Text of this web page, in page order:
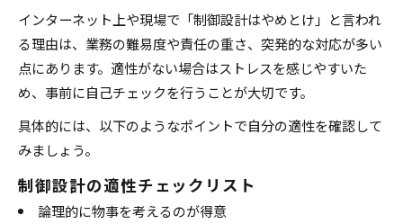
インターネット上や現場で「制御設計はやめとけ」と言われ
る理由は、業務の難易度や責任の重さ、突発的な対応が多い
点にあります。適性がない場合はストレスを感じやすいた
め、事前に自己チェックを行うことが大切です。
具体的には、以下のようなポイントで自分の適性を確認して
みましょう。
制御設計の適性チェックリスト
論理的に物事を考えるのが得意